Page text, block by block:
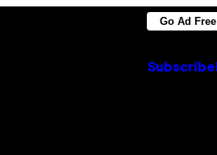
Go Ad Free
Subscribe